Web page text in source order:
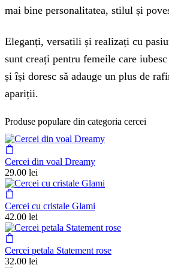
mai bine personalitatea, stilul și
Eleganți, versatili și realizați cu
sunt creați pentru femeile care
și își doresc să adauge un plus de
apariții.
Produse populare din categoria cercei
Cercei din voal Dreamy
29.00 lei
Cercei cu cristale Glami
42.00 lei
Cercei petala Statement rose
32.00 lei